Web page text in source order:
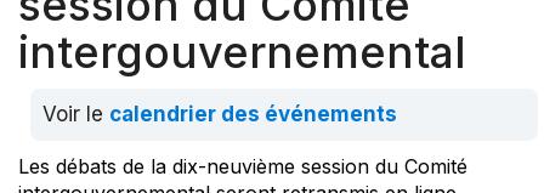
intergouvernemental
Voir le calendrier des événements
Les débats de la dix-neuvième session du Comité